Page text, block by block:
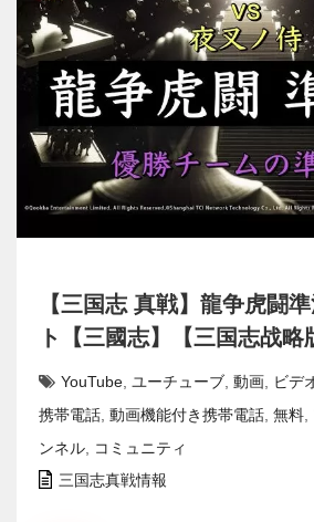
【三国志 真戦】龍争虎闘
ト【三國志】【三国志战略
YouTube ユーチューブ 動画 ビデ
携帯電話 動画機能付き携帯電話 無料
ンネル
コミュニティ
三国志真戦情報